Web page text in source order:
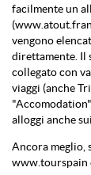
facilmente un
vengono
direttamente. Il
collegato con
viaggi (anche
alloggi anche
Ancora meglio,
www.tourspain